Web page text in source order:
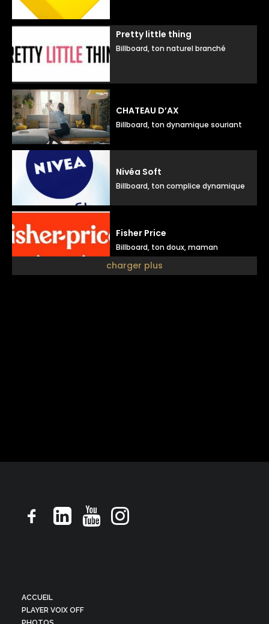
Pretty little thing
Billboard, ton naturel branché
CHATEAU D’AX
Billboard, ton dynamique souriant
Nivéa Soft
Billboard, ton complice dynamique
Fisher Price
Billboard, ton doux, maman
charger plus
ACCUEIL
PLAYER VOIX OFF